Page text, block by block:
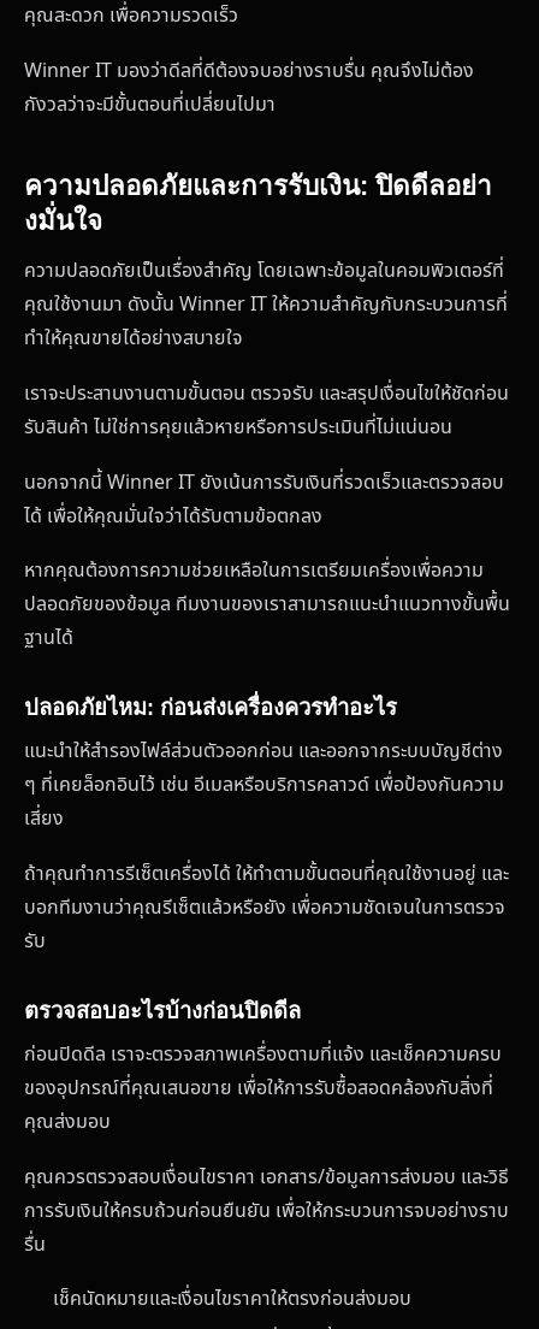
คุณสะดวก เพื่อความรวดเร็ว
Winner IT มองว่าดีลที่ดีต้องจบอย่างราบรื่น คุณจึงไม่ต้อง
กังวลว่าจะมีขั้นตอนที่เปลี่ยนไปมา
ความปลอดภัยและการรับเงิน: ปิดดีลอย่า
งมั่นใจ
ความปลอดภัยเป็นเรื่องสำคัญ โดยเฉพาะข้อมูลในคอมพิวเตอร์ที่
คุณใช้งานมา ดังนั้น Winner IT ให้ความสำคัญกับกระบวนการที่
ทำให้คุณขายได้อย่างสบายใจ
เราจะประสานงานตามขั้นตอน ตรวจรับ และสรุปเงื่อนไขให้ชัดก่อน
รับสินค้า ไม่ใช่การคุยแล้วหายหรือการประเมินที่ไม่แน่นอน
นอกจากนี้ Winner IT ยังเน้นการรับเงินที่รวดเร็วและตรวจสอบ
ได้ เพื่อให้คุณมั่นใจว่าได้รับตามข้อตกลง
หากคุณต้องการความช่วยเหลือในการเตรียมเครื่องเพื่อความ
ปลอดภัยของข้อมูล ทีมงานของเราสามารถแนะนำแนวทางขั้นพื้น
ฐานได้
ปลอดภัยไหม: ก่อนส่งเครื่องควรทำอะไร
แนะนำให้สำรองไฟล์ส่วนตัวออกก่อน และออกจากระบบบัญชีต่าง
ๆ ที่เคยล็อกอินไว้ เช่น อีเมลหรือบริการคลาวด์ เพื่อป้องกันความ
เสี่ยง
ถ้าคุณทำการรีเซ็ตเครื่องได้ ให้ทำตามขั้นตอนที่คุณใช้งานอยู่ และ
บอกทีมงานว่าคุณรีเซ็ตแล้วหรือยัง เพื่อความชัดเจนในการตรวจ
รับ
ตรวจสอบอะไรบ้างก่อนปิดดีล
ก่อนปิดดีล เราจะตรวจสภาพเครื่องตามที่แจ้ง และเช็คความครบ
ของอุปกรณ์ที่คุณเสนอขาย เพื่อให้การรับซื้อสอดคล้องกับสิ่งที่
คุณส่งมอบ
คุณควรตรวจสอบเงื่อนไขราคา เอกสาร/ข้อมูลการส่งมอบ และวิธี
การรับเงินให้ครบถ้วนก่อนยืนยัน เพื่อให้กระบวนการจบอย่างราบ
รื่น
เช็คนัดหมายและเงื่อนไขราคาให้ตรงก่อนส่งมอบ